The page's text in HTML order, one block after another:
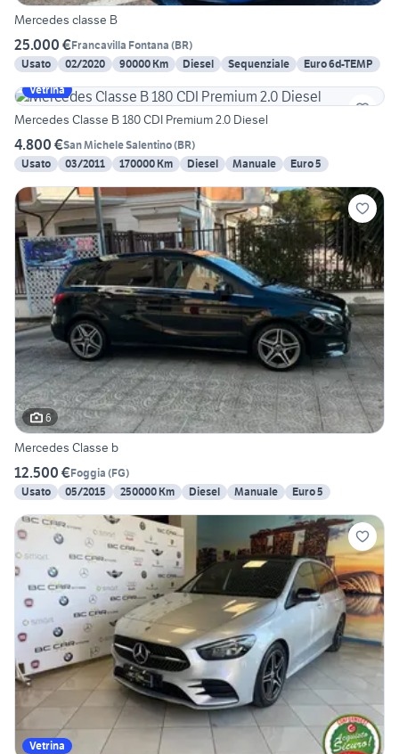
Mercedes classe B
25.000 €Francavilla Fontana (BR)
Usato
02/2020 90000 Km Diesel Sequenziale
Euro 6d-TEMP
Vetrina
Mercedes Classe B 180 CDI Premium 2.0 Diesel
4.800 €San Michele Salentino(BR)
Usato
03/2011 170000 Km Diesel Manuale Euro 5
6
Mercedes Classe b
12.500 €Foggia (FG)
Usato
05/2015 250000 Km Diesel Manuale Euro 5
Vetrina